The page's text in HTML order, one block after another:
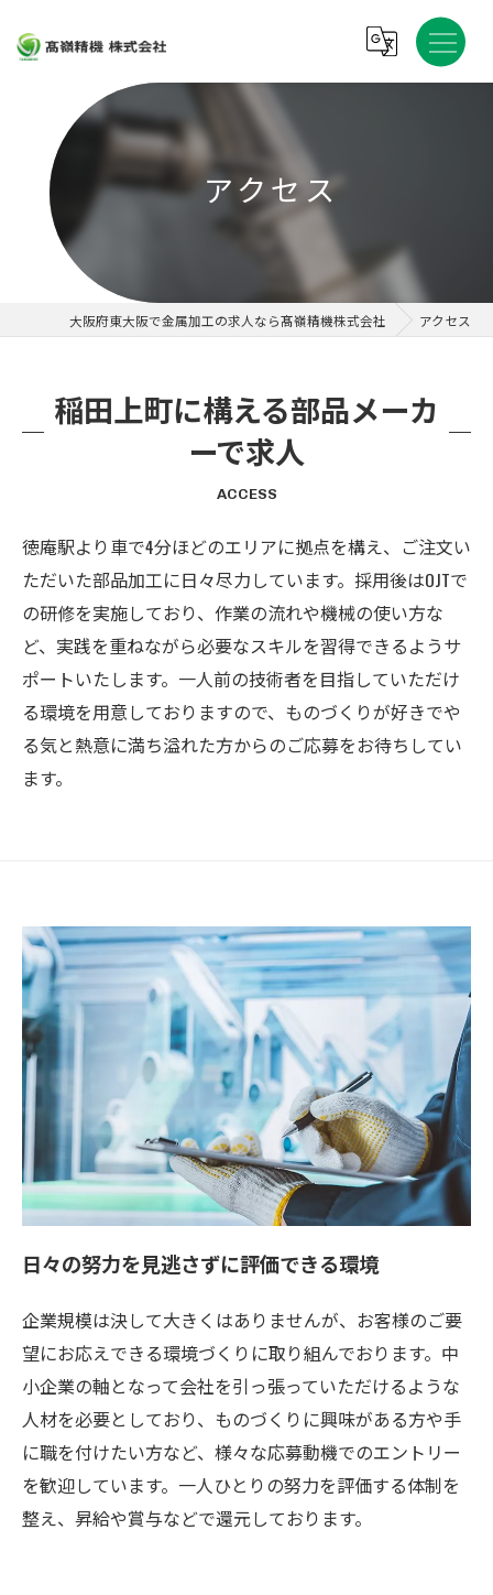
アクセス
大阪府東大阪で金属加工の求人なら髙嶺精機株式会社 アクセス
稲田上町に構える部品メーカ
ーで求人
ACCESS
徳庵駅より車で4分ほどのエリアに拠点を構え、ご注文い
ただいた部品加工に日々尽力しています。採用後はOJTで
の研修を実施しており、作業の流れや機械の使い方な
ど、実践を重ねながら必要なスキルを習得できるようサ
ポートいたします。一人前の技術者を目指していただけ
る環境を用意しておりますので、ものづくりが好きでや
る気と熱意に満ち溢れた方からのご応募をお待ちしてい
ます。
日々の努力を見逃さずに評価できる環境
企業規模は決して大きくはありませんが、お客様のご要
望にお応えできる環境づくりに取り組んでおります。中
小企業の軸となって会社を引っ張っていただけるような
人材を必要としており、ものづくりに興味がある方や手
に職を付けたい方など、様々な応募動機でのエントリー
を歓迎しています。一人ひとりの努力を評価する体制を
整え、昇給や賞与などで還元しております。